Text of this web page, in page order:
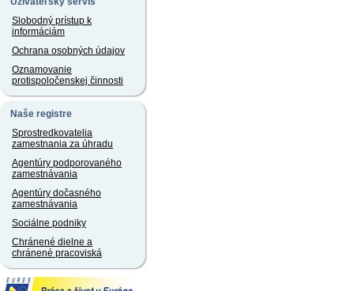
Slobodný prístup k
informáciám
Ochrana osobných údajov
Oznamovanie
protispoločenskej činnosti
Naše registre
Sprostredkovatelia
zamestnania za úhradu
Agentúry podporovaného
zamestnávania
Agentúry dočasného
zamestnávania
Sociálne podniky
Chránené dielne a
chránené pracoviská